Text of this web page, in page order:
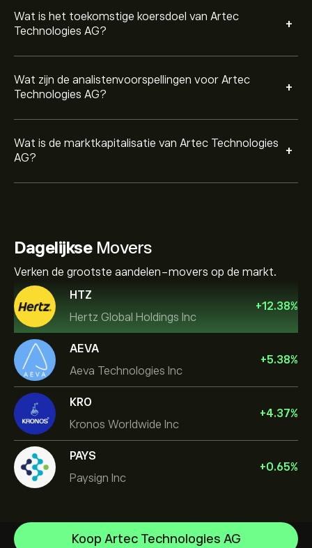
Wat is het toekomstige koersdoel van Artec
Technologies AG?
+
Wat zijn de analistenvoorspellingen voor Artec
Technologies AG?
+
Wat is de marktkapitalisatie van Artec Technologies
AG?
+
DagelijkseMovers
Verken de grootste aandelen-movers op de markt.
HTZ
Hertz Global Holdings Inc
+12.38%
AEVA
Aeva Technologies Inc
+5.38%
KRO
Kronos Worldwide Inc
+4.37%
PAYS
Paysign Inc
+0.65%
Koop Artec Technologies AG
NVIDIA Corporation